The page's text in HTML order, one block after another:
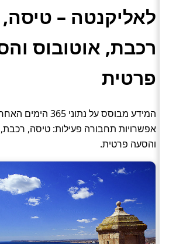
לאליקנטה – טיסה,
רכבת, אוטובוס
פרטית
המידע מבוסס על נתוני
אפשרויות תחבורה פעילות: טיסה, רכבת,
והסעה פרטית.